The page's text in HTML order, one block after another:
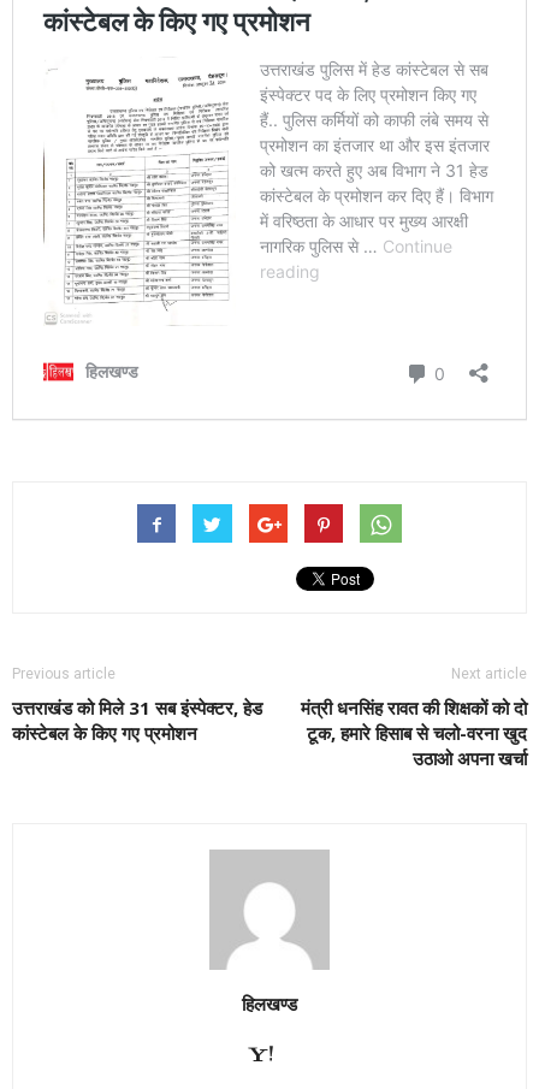
Previous article
उत्तराखंड को मिले 31 सब इंस्पेक्टर, हेड
कांस्टेबल के किए गए प्रमोशन
Next article
मंत्री धनसिंह रावत की शिक्षकों को दो
टूक, हमारे हिसाब से चलो-वरना खुद
उठाओ अपना खर्चा
हिलखण्ड